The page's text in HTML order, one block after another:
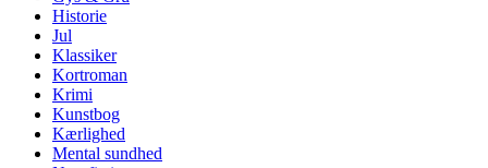
Historie
Jul
Klassiker
Kortroman
Krimi
Kunstbog
Kærlighed
Mental sundhed